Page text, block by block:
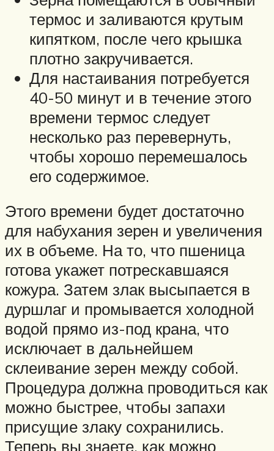
термос и заливаются крутым
кипятком, после чего крышка
плотно закручивается.
Для настаивания потребуется
40-50 минут и в течение этого
времени термос следует
несколько раз перевернуть,
чтобы хорошо перемешалось
его содержимое.
Этого времени будет достаточно
для набухания зерен и увеличения
их в объеме. На то, что пшеница
готова укажет потрескавшаяся
кожура. Затем злак высыпается в
дуршлаг и промывается холодной
водой прямо из-под крана, что
исключает в дальнейшем
склеивание зерен между собой.
Процедура должна проводиться как
можно быстрее, чтобы запахи
присущие злаку сохранились.
Теперь вы знаете, как можно